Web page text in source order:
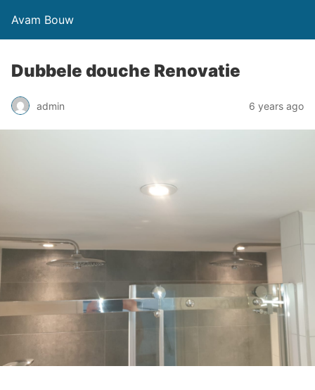
Avam Bouw
Dubbele douche Renovatie
admin 6 years ago